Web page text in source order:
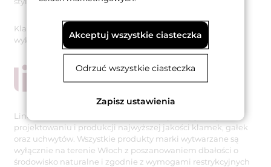
Klamka Lady jest wykonana z mosiądzu i występuje w
wykończeniu stare złoto (francuskie).
Linea Cali to uznana włoska firma specjalizująca się w
projektowaniu i produkcji najwyższej jakości klamek, gałek
oraz uchwytów. Wszystkie produkty marki wytwarzane są
wyłącznie na terenie Włoch z poszanowaniem dbałości o
środowisko naturalne i zgodnie z wymogami restrykcyjnych
Akceptuj wszystkie ciasteczka
Odrzuć wszystkie ciasteczka
Zapisz ustawienia